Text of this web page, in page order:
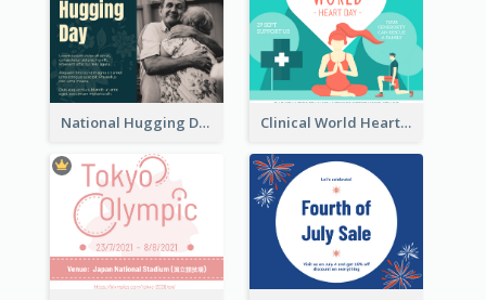
National Hugging Day Facebook Post Clinical World Heart Day Quote Facebook Post